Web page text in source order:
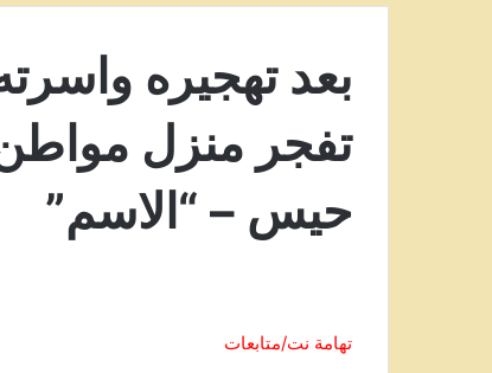
بعد تهجيره
تفجر منزل
حيس – “الاسم”
تهامة نت/متابعات